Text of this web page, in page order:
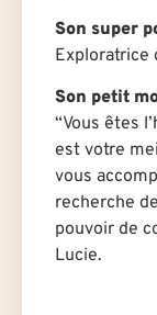
Son super
Exploratrice
Son petit
“Vous êtes
est votre
vous
recherche
pouvoir de
Lucie.